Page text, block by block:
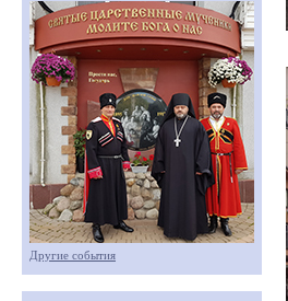
Другие события